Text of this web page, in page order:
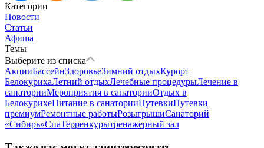
Категории
Новости
Статьи
Афиша
Темы
Выберите из списка
АкцииБассейнЗдоровьеЗимний отдыхКурорт
БелокурихаЛетний отдыхЛечебные процедурыЛечение в
санаторииМероприятия в санаторииОтдых в
БелокурихеПитание в санаторииПутевкиПутевки
премиумРемонтные работыРозыгрышиСанаторий
«Сибирь»СпаТерренкурытренажерный зал